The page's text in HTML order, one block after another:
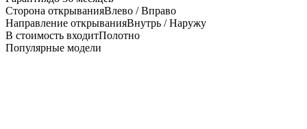
Сторона открыванияВлево / Вправо
Направление открыванияВнутрь / Наружу
В стоимость входитПолотно
Популярные модели